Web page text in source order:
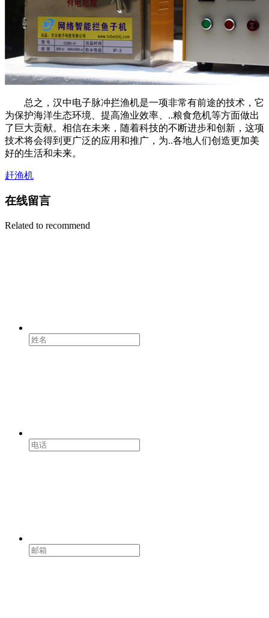
总之，汉中电子脉冲拦渔机是一项非常有前途的技术，它
为保护海洋生态环境、提高渔业效率、..粮食危机等方面做出
了巨大贡献。相信在未来，随着科技的不断进步和创新，这项
技术将会得到更广泛的应用和推广，为..各地人们创造更加美
好的生活和未来。
赶渔机
在线留言
Related to recommend